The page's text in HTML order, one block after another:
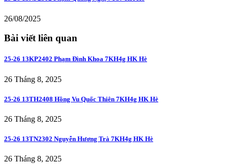
26/08/2025
Bài viết liên quan
25-26 13KP2402 Phạm Đình Khoa 7KH4g HK Hè
26 Tháng 8, 2025
25-26 13TH2408 Hồng Vu Quốc Thiên 7KH4g HK Hè
26 Tháng 8, 2025
25-26 13TN2302 Nguyễn Hương Trà 7KH4g HK Hè
26 Tháng 8, 2025